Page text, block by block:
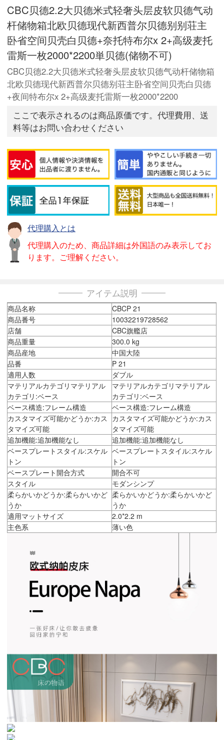
CBC贝德2.2大贝德米式轻奢头层皮软贝德气动
杆储物箱北欧贝德现代新西普尔贝德别别荘主
卧省空间贝壳白贝德+奈托特布尔x 2+高级麦托
雷斯一枚2000*2200単贝德(储物不可)
CBC贝德2.2大贝德米式轻奢头层皮软贝德气动杆储物箱
北欧贝德现代新西普尔贝德别荘主卧省空间贝壳白贝德
+夜间特布尔x 2+高级麦托雷斯一枚2000*2200
ここで表示されるのは商品原価です。代理費用、送
料等はお問い合わせください
代理購入とは
代理購入のため、商品詳細は外国語のみ表示してお
ります。ご理解ください。
アイテム説明
商品名称
CBCP 21
商品番号
10032219728562
店舗
CBC旗艦店
商品重量
300.0 kg
商品産地
中国大陸
品番
P 21
適用人数
ダブル
マテリアルカテゴリマテリアル
カテゴリ:ベース
マテリアルカテゴリマテリアル
カテゴリ:ベース
ベース構造:フレーム構造
ベース構造:フレーム構造
カスタマイズ可能かどうか:カス
タマイズ可能
カスタマイズ可能かどうか:カス
タマイズ可能
追加機能:追加機能なし
追加機能:追加機能なし
ベースプレートスタイル:スケル
トン
ベースプレートスタイル:スケル
トン
ベースプレート開合方式
開合不可
スタイル
モダンシンプ
柔らかいかどうか:柔らかいかど
うか
柔らかいかどうか:柔らかいかど
うか
適用マットサイズ
2.0*2.2 m
主色系
薄い色